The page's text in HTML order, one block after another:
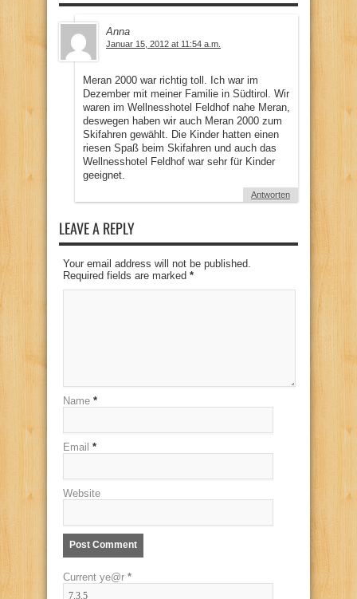
Anna
Januar 15, 2012 at 11:54 a.m.
Meran 2000 war richtig toll. Ich war im
Dezember mit meiner Familie in Südtirol. Wir
waren im Wellnesshotel Feldhof nahe Meran,
deswegen haben wir auch Meran 2000 zum
Skifahren gewählt. Die Kinder hatten einen
riesen Spaß beim Skifahren und auch das
Wellnesshotel Feldhof war sehr für Kinder
geeignet.
Antworten
LEAVE A REPLY
Your email address will not be published.
Required fields are marked *
Name *
Email *
Website
Current ye@r *